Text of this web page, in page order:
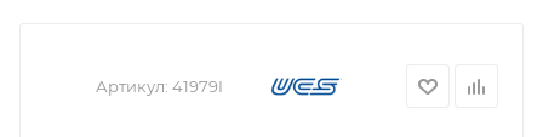
Артикул: 41979I